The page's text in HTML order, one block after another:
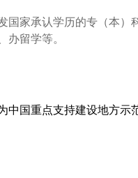
家承认学历的专（本
办留学等。
国重点支持建设地方